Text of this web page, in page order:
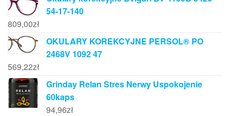
54-17-140
809,00zł
OKULARY KOREKCYJNE PERSOL® PO
2468V 1092 47
569,22zł
Grinday Relan Stres Nerwy Uspokojenie
60kaps
94,96zł